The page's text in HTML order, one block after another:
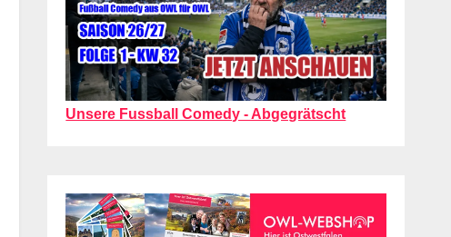
Unsere Fussball Comedy - Abgegrätscht